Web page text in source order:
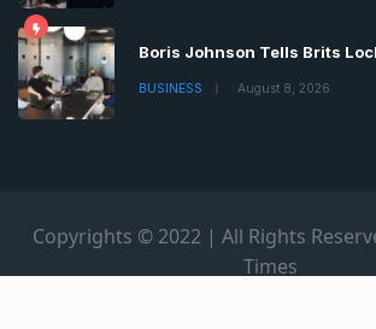
Boris Johnson Tells Brits
BUSINESS August 8, 2026
Copyrights © 2022 | All Rights
Times